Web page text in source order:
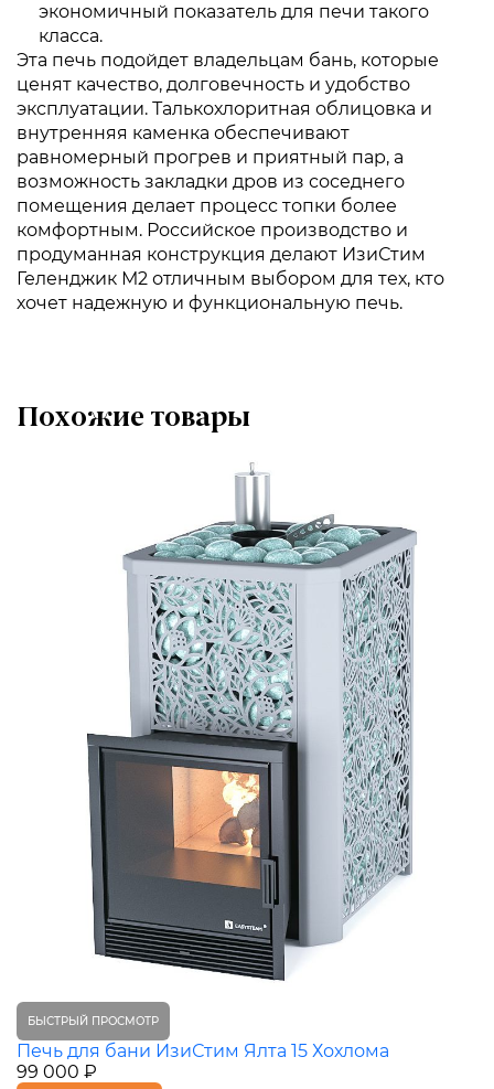
экономичный показатель для печи такого
класса.
Эта печь подойдет владельцам бань, которые
ценят качество, долговечность и удобство
эксплуатации. Талькохлоритная облицовка и
внутренняя каменка обеспечивают
равномерный прогрев и приятный пар, а
возможность закладки дров из соседнего
помещения делает процесс топки более
комфортным. Российское производство и
продуманная конструкция делают ИзиСтим
Геленджик М2 отличным выбором для тех, кто
хочет надежную и функциональную печь.
Похожие товары
БЫСТРЫЙ ПРОСМОТР
Печь для бани ИзиСтим Ялта 15 Хохлома
99 000 ₽